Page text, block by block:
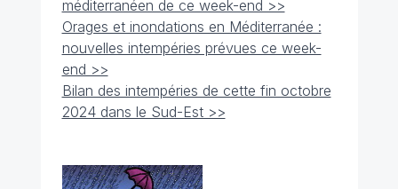
méditerranéen de ce week-end >>
Orages et inondations en Méditerranée :
nouvelles intempéries prévues ce week-
end >>
Bilan des intempéries de cette fin octobre
2024 dans le Sud-Est >>